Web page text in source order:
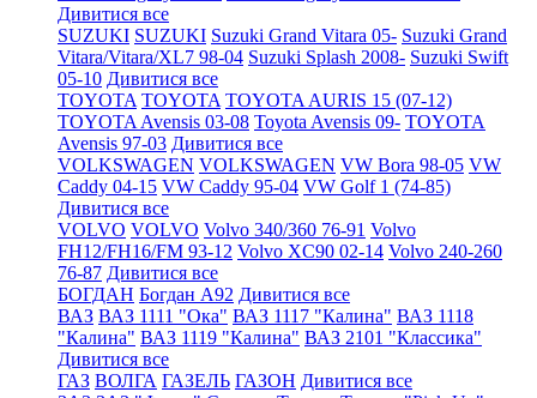
Дивитися все
SUZUKI SUZUKI Suzuki Grand Vitara 05- Suzuki Grand
Vitara/Vitara/XL7 98-04 Suzuki Splash 2008- Suzuki Swift
05-10 Дивитися все
TOYOTA TOYOTA TOYOTA AURIS 15 (07-12)
TOYOTA Avensis 03-08 Toyota Avensis 09- TOYOTA
Avensis 97-03 Дивитися все
VOLKSWAGEN VOLKSWAGEN VW Bora 98-05 VW
Caddy 04-15 VW Caddy 95-04 VW Golf 1 (74-85)
Дивитися все
VOLVO VOLVO Volvo 340/360 76-91 Volvo
FH12/FH16/FM 93-12 Volvo XC90 02-14 Volvo 240-260
76-87 Дивитися все
БОГДАН Богдан А92 Дивитися все
ВАЗ ВАЗ 1111 "Ока" ВАЗ 1117 "Калина" ВАЗ 1118
"Калина" ВАЗ 1119 "Калина" ВАЗ 2101 "Классика"
Дивитися все
ГАЗ ВОЛГА ГАЗЕЛЬ ГАЗОН Дивитися все